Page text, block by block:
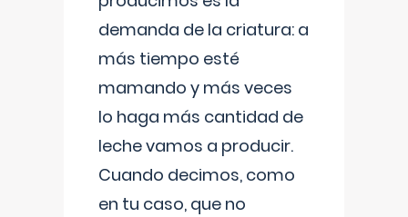
demanda de la criatura: a
más tiempo esté
mamando y más veces
lo haga más cantidad de
leche vamos a producir.
Cuando decimos, como
en tu caso, que no